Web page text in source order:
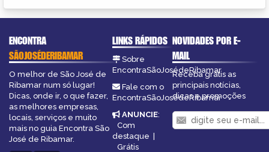
ENCONTRA
SÃOJOSÉDERIBAMAR
O melhor de São José de
Ribamar num só lugar!
Dicas, onde ir, o que fazer,
as melhores empresas,
locais, serviços e muito
mais no guia Encontra São
José de Ribamar.
LINKS RÁPIDOS
Sobre
EncontraSãoJosédeRibamar
Fale com o
EncontraSãoJosédeRibamar
ANUNCIE:
Com
destaque |
Grátis
NOVIDADES POR E-
MAIL
Receba grátis as
principais notícias,
dicas e promoções